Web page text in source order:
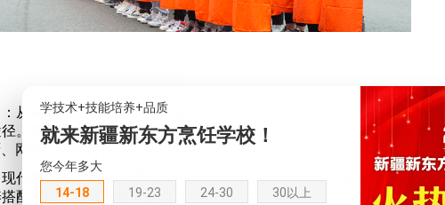
从高端酒店到快餐连锁，从地方特色餐馆到国际美食品牌，初高中毕
。随着互联网餐饮平台的兴起，更多的 创业
机会也出现在了厨师这一
网络订餐平台等。
代餐饮业越来越注重技术和创新。掌握现代化厨房设备操作技能、食
配知识，将成为厨师职业发展的加分项。同时，随着消费者对健康饮
学技术+技能培养+品质
就来新疆新东方烹饪学校！
您今年多大
14-18
19-23 24-30 30以上